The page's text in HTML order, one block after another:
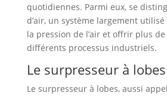
quotidiennes. Parmi eux, se
d’air, un système largement
la pression de l’air et offrir plus
différents processus industriels.
Le surpresseur à lobes
Le surpresseur à lobes, aussi